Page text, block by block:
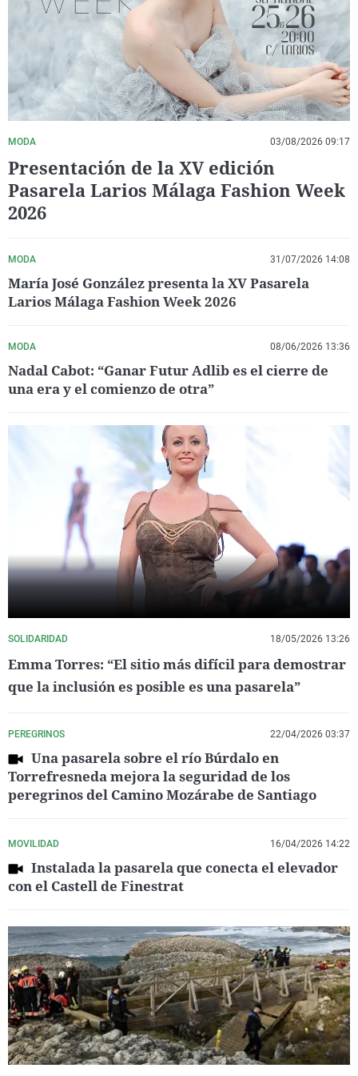
La rosa de los vientos
Gente viajera
Como el perro y el
Caso
Retornados
Equipo de
Operación Viuda
Extremadura
Galicia
La Rioja
Navarra
País Vasco
Virales
Televisión
Elecciones
MODA 03/08/2026 09:17
Presentación de la XV edición
Pasarela Larios Málaga Fashion Week
2026
MODA 31/07/2026 14:08
María José González presenta la XV Pasarela
Larios Málaga Fashion Week 2026
MODA 08/06/2026 13:36
Nadal Cabot: “Ganar Futur Adlib es el cierre de
una era y el comienzo de otra”
SOLIDARIDAD 18/05/2026 13:26
Emma Torres: “El sitio más difícil para demostrar
que la inclusión es posible es una pasarela”
PEREGRINOS 22/04/2026 03:37
Una pasarela sobre el río Búrdalo en
Torrefresneda mejora la seguridad de los
peregrinos del Camino Mozárabe de Santiago
MOVILIDAD 16/04/2026 14:22
Instalada la pasarela que conecta el elevador
con el Castell de Finestrat